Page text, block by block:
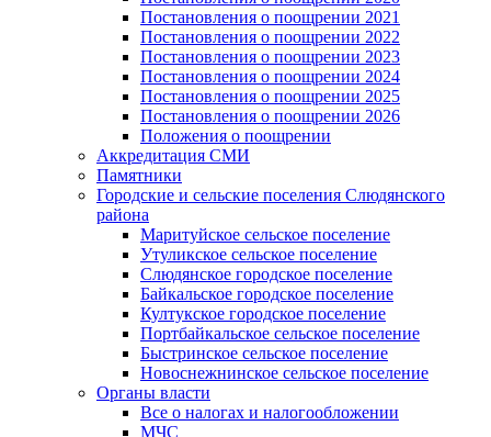
Постановления о поощрении 2021
Постановления о поощрении 2022
Постановления о поощрении 2023
Постановления о поощрении 2024
Постановления о поощрении 2025
Постановления о поощрении 2026
Положения о поощрении
Аккредитация СМИ
Памятники
Городские и сельские поселения Слюдянского
района
Маритуйское сельское поселение
Утуликское сельское поселение
Слюдянское городское поселение
Байкальское городское поселение
Култукское городское поселение
Портбайкальское сельское поселение
Быстринское сельское поселение
Новоснежнинское сельское поселение
Органы власти
Все о налогах и налогообложении
МЧС